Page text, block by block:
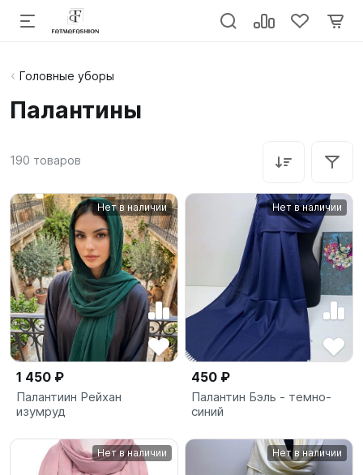
Головные уборы
Палантины
190 товаров
Нет в наличии
1 450 ₽
Палантиин Рейхан
изумруд
Нет в наличии
450 ₽
Палантин Бэль - темно-
синий
Нет в наличии Нет в наличии